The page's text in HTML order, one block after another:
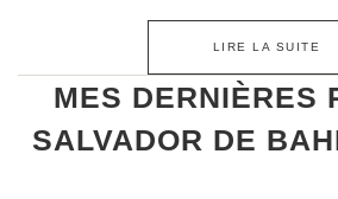
LIRE LA SUITE
MES DERNIÈRES
SALVADOR DE